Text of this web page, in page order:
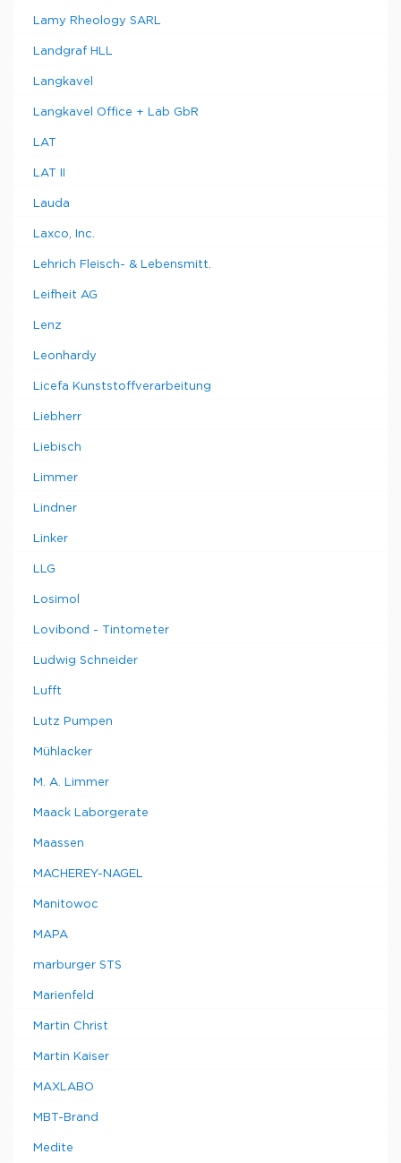
Lamy Rheology SARL
Landgraf HLL
Langkavel
Langkavel Office + Lab GbR
LAT
LAT II
Lauda
Laxco, Inc.
Lehrich Fleisch- & Lebensmitt.
Leifheit AG
Lenz
Leonhardy
Licefa Kunststoffverarbeitung
Liebherr
Liebisch
Limmer
Lindner
Linker
LLG
Losimol
Lovibond - Tintometer
Ludwig Schneider
Lufft
Lutz Pumpen
Mühlacker
M. A. Limmer
Maack Laborgerate
Maassen
MACHEREY-NAGEL
Manitowoc
MAPA
marburger STS
Marienfeld
Martin Christ
Martin Kaiser
MAXLABO
MBT-Brand
Medite